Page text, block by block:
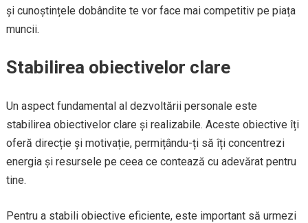
și cunoștințele dobândite te vor face mai competitiv pe piața
muncii.
Stabilirea obiectivelor clare
Un aspect fundamental al dezvoltării personale este
stabilirea obiectivelor clare și realizabile. Aceste obiective îți
oferă direcție și motivație, permițându-ți să îți concentrezi
energia și resursele pe ceea ce contează cu adevărat pentru
tine.
Pentru a stabili obiective eficiente, este important să urmezi